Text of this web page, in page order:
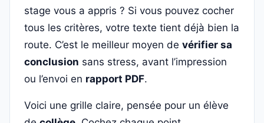
stage vous a appris ? Si vous pouvez cocher
tous les critères, votre texte tient déjà bien la
route. C’est le meilleur moyen de vérifier sa
conclusion sans stress, avant l’impression
ou l’envoi en rapport PDF.
Voici une grille claire, pensée pour un élève